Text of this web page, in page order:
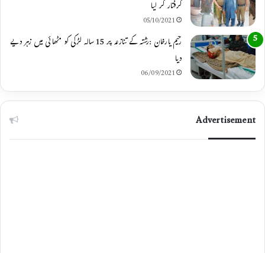
گرفتار کر لیا
05/10/2021
رحیم یارخان :رشتہ کے تنازعہ پر 15 سالہ لڑکی کو مٹھائی میں زہر دیے
دیا
06/09/2021
Advertisement